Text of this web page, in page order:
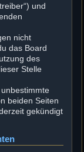
und
nicht
das Board
des
Stelle
beiden Seiten
gekündigt